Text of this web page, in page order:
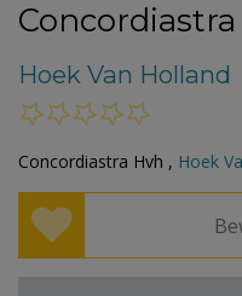
Hoek Van Holland
Concordiastra Hvh , Hoek